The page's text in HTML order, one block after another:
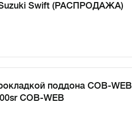
Suzuki Swift (РАСПРОДАЖА)
поддона COB-WEB
COB-WEB